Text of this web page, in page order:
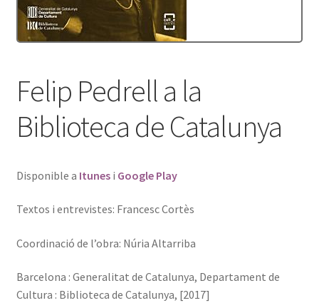
Protecció de dades
Felip Pedrell a la
Biblioteca de Catalunya
Disponible a Itunesi Google Play
Textos i entrevistes: Francesc Cortès
Coordinació de l’obra: Núria Altarriba
Barcelona : Generalitat de Catalunya, Departament de
Cultura : Biblioteca de Catalunya, [2017]